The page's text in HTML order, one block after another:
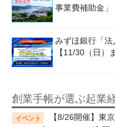
事業費補助金」
みずほ銀行「法
【11/30（日）
創業手帳が選ぶ起業
【8/26開催】東